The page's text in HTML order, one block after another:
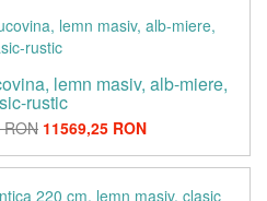
lemn masiv, alb-miere,
rustic
11569,25 RON